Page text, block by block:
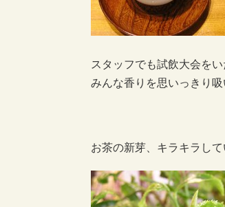
スタッフでも試飲大会を
みんな香りを思いっきり
お茶の新芽、キラキラし